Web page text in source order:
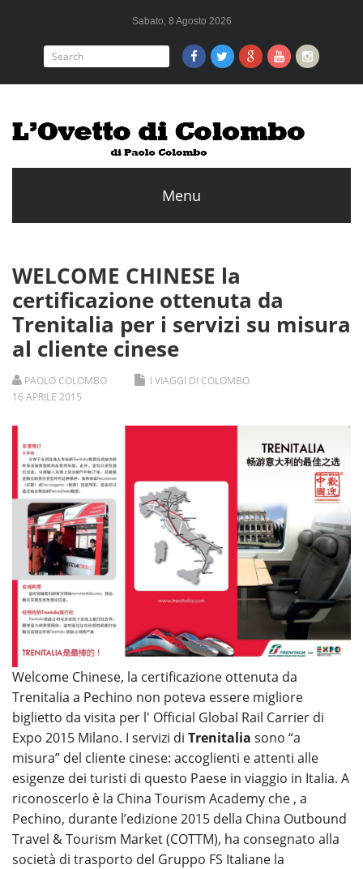
Sabato, 8 Agosto 2026
WELCOME CHINESE la
certificazione ottenuta da
Trenitalia per i servizi su misura
al cliente cinese
PAOLO COLOMBO
I VIAGGI DI COLOMBO
16 APRILE 2015
Welcome Chinese, la certificazione ottenuta da
Trenitalia a Pechino non poteva essere migliore
biglietto da visita per l' Official Global Rail Carrier di
Expo 2015 Milano. I servizi di Trenitalia sono “a
misura” del cliente cinese: accoglienti e attenti alle
esigenze dei turisti di questo Paese in viaggio in Italia. A
riconoscerlo è la China Tourism Academy che , a
Pechino, durante l’edizione 2015 della China Outbound
Travel & Tourism Market (COTTM), ha consegnato alla
società di trasporto del Gruppo FS Italiane la